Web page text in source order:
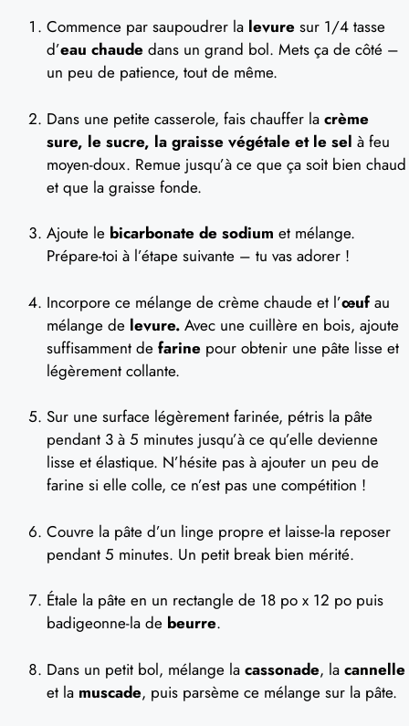
Commence par saupoudrer la levure sur 1/4 tasse
d’eau chaude dans un grand bol. Mets ça de côté –
un peu de patience, tout de même.
Dans une petite casserole, fais chauffer la crème
sure, le sucre, la graisse végétale et le sel à feu
moyen-doux. Remue jusqu’à ce que ça soit bien chaud
et que la graisse fonde.
Ajoute le bicarbonate de sodium et mélange.
Prépare-toi à l’étape suivante – tu vas adorer !
Incorpore ce mélange de crème chaude et l’œufau
mélange de levure. Avec une cuillère en bois, ajoute
suffisamment de farine pour obtenir une pâte lisse et
légèrement collante.
Sur une surface légèrement farinée, pétris la pâte
pendant 3 à 5 minutes jusqu’à ce qu’elle devienne
lisse et élastique. N’hésite pas à ajouter un peu de
farine si elle colle, ce n’est pas une compétition !
Couvre la pâte d’un linge propre et laisse-la reposer
pendant 5 minutes. Un petit break bien mérité.
Étale la pâte en un rectangle de 18 po x 12 po puis
badigeonne-la de beurre.
Dans un petit bol, mélange la cassonade, la cannelle
et la muscade, puis parsème ce mélange sur la pâte.